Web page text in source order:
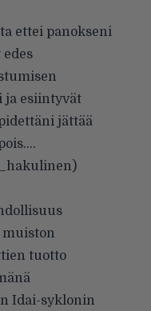
ettei panokseni
ja esiintyvät
jättää
muiston
tuotto
Idai-syklonin